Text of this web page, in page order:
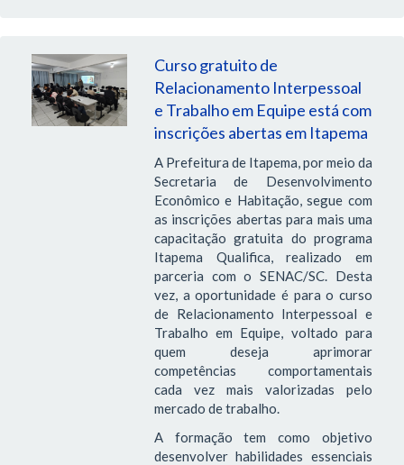
Curso gratuito de
Relacionamento Interpessoal
e Trabalho em Equipe está com
inscrições abertas em Itapema
A Prefeitura de Itapema, por meio da
Secretaria de Desenvolvimento
Econômico e Habitação, segue com
as inscrições abertas para mais uma
capacitação gratuita do programa
Itapema Qualifica, realizado em
parceria com o SENAC/SC. Desta
vez, a oportunidade é para o curso
de Relacionamento Interpessoal e
Trabalho em Equipe, voltado para
quem deseja aprimorar
competências comportamentais
cada vez mais valorizadas pelo
mercado de trabalho.
A formação tem como objetivo
desenvolver habilidades essenciais